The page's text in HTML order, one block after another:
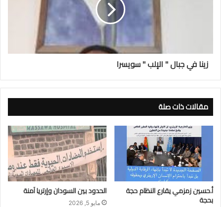
زينا في جبال " الإلب " سويسرا
مقالات ذات صلة
أ.حسين زمزمي يقارع النظام حجة
بحجة
الحدود بين السودان وإرتريا آمنة
مايو 5, 2026